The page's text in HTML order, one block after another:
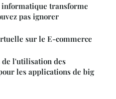
transforme
pas ignorer
sur le E-commerce
de l'utilisation des
les applications de big